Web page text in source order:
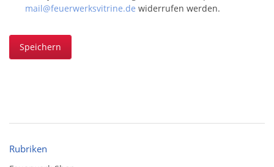
mail@feuerwerksvitrine.de widerrufen werden.
Speichern
Rubriken